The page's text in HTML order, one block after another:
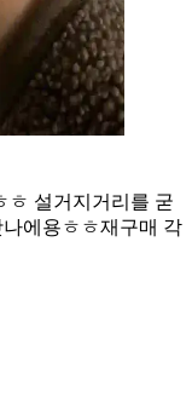
ㅎ 설거지거리를 굳
에용ㅎㅎ재구매 각